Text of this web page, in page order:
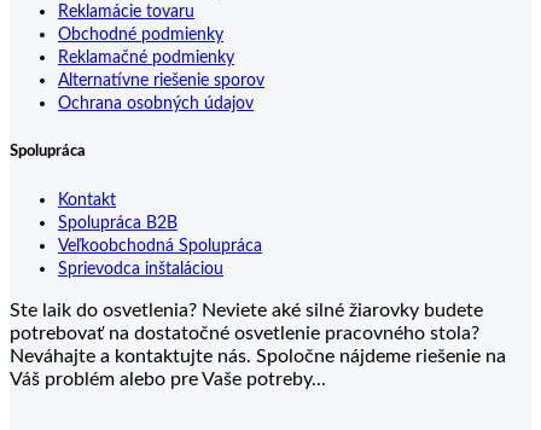
Reklamácie tovaru
Obchodné podmienky
Reklamačné podmienky
Alternatívne riešenie sporov
Ochrana osobných údajov
Spolupráca
Kontakt
Spolupráca B2B
Veľkoobchodná Spolupráca
Sprievodca inštaláciou
Ste laik do osvetlenia? Neviete aké silné žiarovky budete
potrebovať na dostatočné osvetlenie pracovného stola?
Neváhajte a kontaktujte nás. Spoločne nájdeme riešenie na
Váš problém alebo pre Vaše potreby...